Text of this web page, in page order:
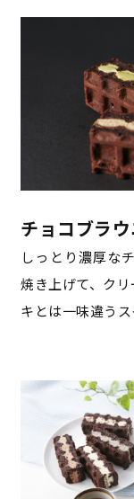
チョコブラ
しっとり濃厚な
焼き上げて、ク
キとは一味違うス